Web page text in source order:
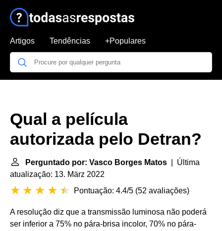
Artigos Tendências +Populares
Qual a película
autorizada pelo Detran?
Perguntado por: Vasco Borges Matos | Última
atualização: 13. März 2022
Pontuação: 4.4/5 (52 avaliações)
A resolução diz que a transmissão luminosa não poderá
ser inferior a 75% no pára-brisa incolor, 70% no pára-